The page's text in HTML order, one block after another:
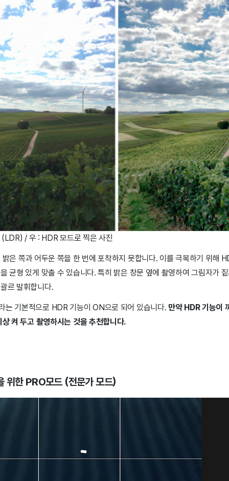
/ 우 : HDR 모드로 찍은 사진
은 쪽과 어두운 쪽을 한 번에 포착하지 못합니다. 이를 극복하기 위해
균형 있게 맞출 수 있습니다. 특히 밝은 창문 옆에 촬영하여 그림자가
르 발휘합니다.
는 기본적으로 HDR 기능이 ON으로 되어 있습니다. 만약 HDR 기능이
켜 두고 촬영하시는 것을 추천합니다.
위한 PRO모드 (전문가 모드)